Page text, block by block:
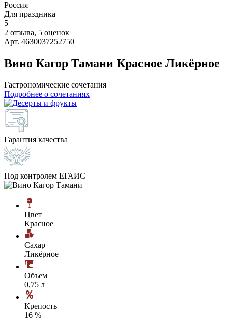
Россия
Для праздника
5
2 отзыва, 5 оценок
Арт. 4630037252750
Вино Кагор Тамани Красное Ликёрное
Гастрономические сочетания
Подробнее о сочетаниях
Гарантия качества
Под контролем ЕГАИС
Цвет
Красное
Сахар
Ликёрное
Объем
0,75 л
Крепость
16 %